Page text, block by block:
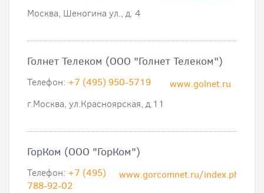
Москва, Шеногина ул., д. 4
Голнет Телеком (ООО "Голнет Телеком")
www.golnet.ru
Телефон: +7 (495) 950-5719
г.Москва, ул.Красноярская, д.11
ГорКом (ООО "ГорКом")
www.gorcomnet.ru/index.php
Телефон: +7 (495)
788-92-02